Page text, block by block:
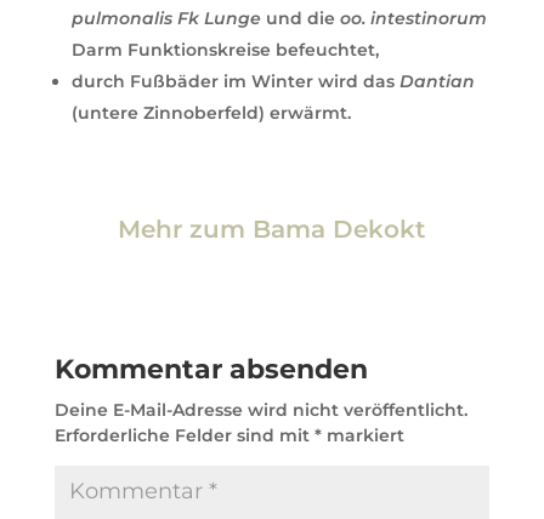
pulmonalis Fk Lungeund die oo. intestinorum
Darm Funktionskreise befeuchtet,
durch Fußbäder im Winter wird das Dantian
(untere Zinnoberfeld) erwärmt.
Mehr zum Bama Dekokt
Kommentar absenden
Deine E-Mail-Adresse wird nicht veröffentlicht.
Erforderliche Felder sind mit *markiert